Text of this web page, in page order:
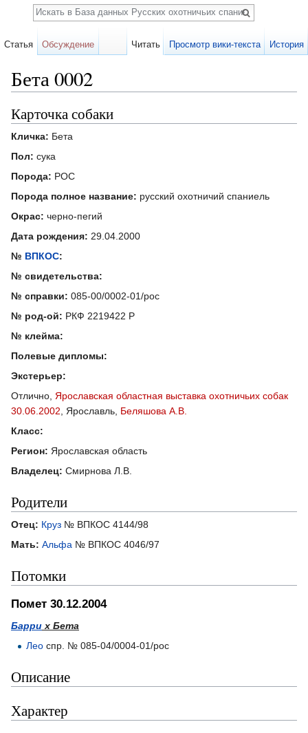
Бета 0002
Карточка собаки
Кличка: Бета
Пол: сука
Порода: РОС
Порода полное название: русский охотничий спаниель
Окрас: черно-пегий
Дата рождения: 29.04.2000
№ ВПКОС:
№ свидетельства:
№ справки: 085-00/0002-01/рос
№ род-ой: РКФ 2219422 Р
№ клейма:
Полевые дипломы:
Экстерьер:
Отлично, Ярославская областная выставка охотничьих собак
30.06.2002 , Ярославль, Беляшова А.В.
Класс:
Регион: Ярославская область
Владелец: Смирнова Л.В.
Родители
Отец: Круз № ВПКОС 4144/98
Мать: Альфа № ВПКОС 4046/97
Потомки
Помет 30.12.2004
Барри х Бета
Лео спр. № 085-04/0004-01/рос
Описание
Характер
Статья Обсуждение Читать Просмотр вики-текста История
Поиск